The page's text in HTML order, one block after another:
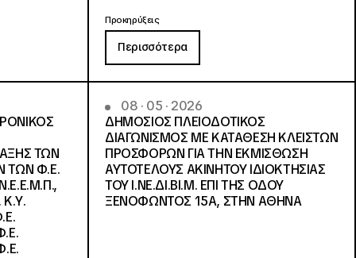
Προκηρύξεις
Περισσότερα
ΤΩΝ
ΤΩΝ Φ.Ε.
08 · 05 · 2026
ΔΗΜΟΣΙΟΣ ΠΛΕΙΟΔΟΤΙΚΟΣ
ΔΙΑΓΩΝΙΣΜΟΣ ΜΕ ΚΑΤΑΘΕΣΗ ΚΛΕΙΣΤΩΝ
ΠΡΟΣΦΟΡΩΝ ΓΙΑ ΤΗΝ ΕΚΜΙΣΘΩΣΗ
ΑΥΤΟΤΕΛΟΥΣ ΑΚΙΝΗΤΟΥ ΙΔΙΟΚΤΗΣΙΑΣ
ΤΟΥ Ι.ΝΕ.ΔΙ.ΒΙ.Μ. ΕΠΙ ΤΗΣ ΟΔΟΥ
ΞΕΝΟΦΩΝΤΟΣ 15Α, ΣΤΗΝ ΑΘΗΝΑ